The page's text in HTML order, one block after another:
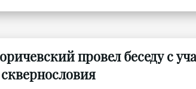
провел беседу с